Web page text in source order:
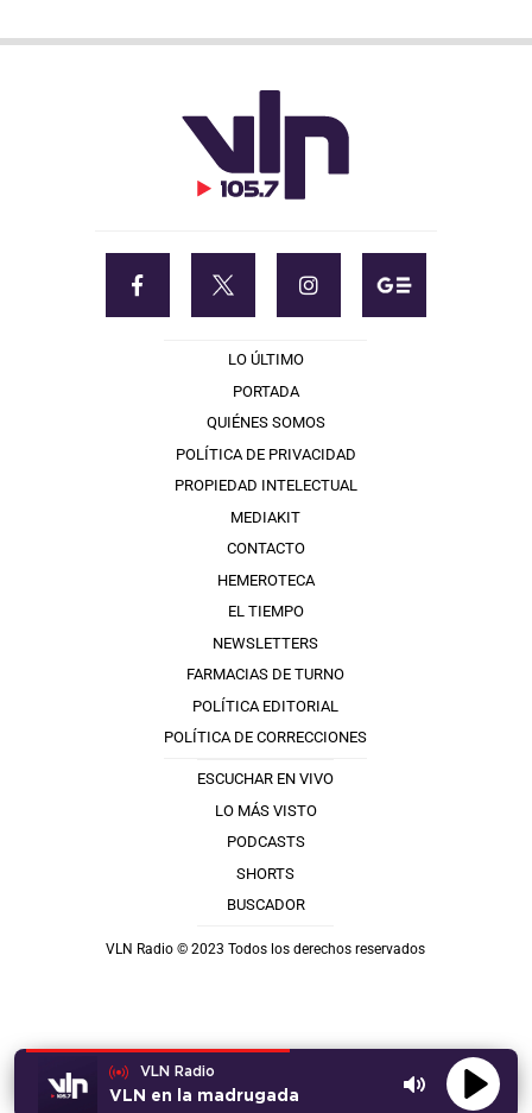
VLN Radio
VLN en la madrugada
LO ÚLTIMO
PORTADA
QUIÉNES SOMOS
POLÍTICA DE PRIVACIDAD
PROPIEDAD INTELECTUAL
MEDIAKIT
CONTACTO
HEMEROTECA
EL TIEMPO
NEWSLETTERS
FARMACIAS DE TURNO
POLÍTICA EDITORIAL
POLÍTICA DE CORRECCIONES
ESCUCHAR EN VIVO
LO MÁS VISTO
PODCASTS
SHORTS
BUSCADOR
VLN Radio © 2023 Todos los derechos reservados